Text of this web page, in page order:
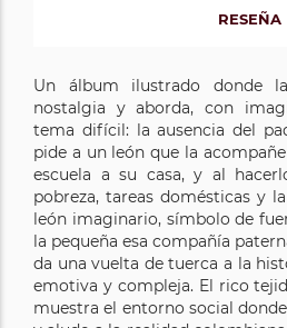
RESEÑA
Un álbum ilustrado donde
nostalgia y aborda, con
tema difícil: la ausencia del
pide a un león que la
escuela a su casa, y al
pobreza, tareas domésticas y
león imaginario, símbolo de
la pequeña esa compañía
da una vuelta de tuerca a la
emotiva y compleja. El rico
muestra el entorno social